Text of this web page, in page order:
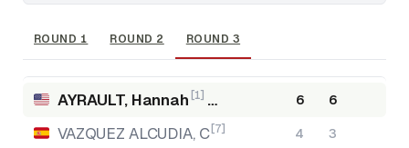
ROUND 1 ROUND 2 ROUND 3
AYRAULT, Hannah [1] 6 6
VAZQUEZ ALCUDIA, C [7] 4 3